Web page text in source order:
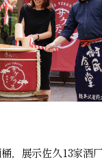
，展示佐久13家酒